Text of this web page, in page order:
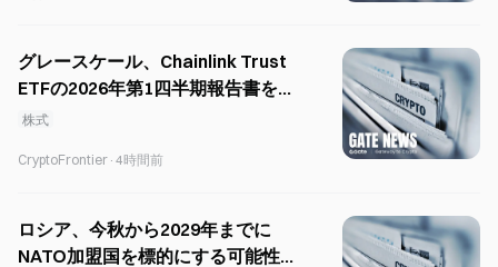
グレースケール、Chainlink Trust
ETFの2026年第1四半期報告書を
SECに提出
株式
CryptoFrontier · 4時間前
ロシア、今秋から2029年までに
NATO加盟国を標的にする可能性―